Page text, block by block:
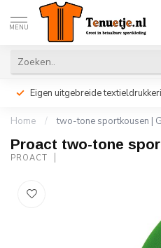
MENU
Eigen uitgebreide
Home / two-tone sportkousen |
Proact two-tone
PROACT